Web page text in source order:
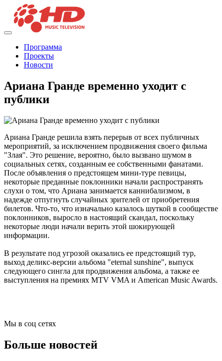
Программа
Проекты
Новости
Ариана Гранде временно уходит с
публики
Ариана Гранде решила взять перерыв от всех публичных
мероприятий, за исключением продвижения своего фильма
"Злая". Это решение, вероятно, было вызвано шумом в
социальных сетях, созданным ее собственными фанатами.
После объявления о предстоящем мини-туре певицы,
некоторые преданные поклонники начали распространять
слухи о том, что Ариана занимается каннибализмом, в
надежде отпугнуть случайных зрителей от приобретения
билетов. Что-то, что изначально казалось шуткой в сообществе
поклонников, выросло в настоящий скандал, поскольку
некоторые люди начали верить этой шокирующей
информации.
В результате под угрозой оказались ее предстоящий тур,
выход деликс-версии альбома "eternal sunshine", выпуск
следующего сингла для продвижения альбома, а также ее
выступления на премиях MTV VMA и American Music Awards.
Мы в соц сетях
Больше новостей